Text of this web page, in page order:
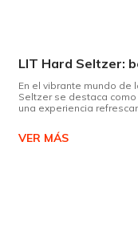
En el vibrante mundo de
Seltzer se destaca
una experiencia
VER MÁS